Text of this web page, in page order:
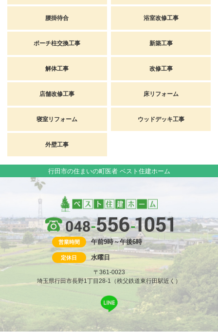
腰掛待合 浴室改修工事
ポーチ柱交換工事 新築工事
解体工事 改修工事
店舗改修工事 床リフォーム
寝室リフォーム ウッドデッキ工事
外壁工事
行田市の住まいの町医者 ベスト住建ホーム
営業時間 午前9時～午後6時
定休日 水曜日
〒361-0023
埼玉県行田市長野1丁目28-1（秩父鉄道東行田駅近く）